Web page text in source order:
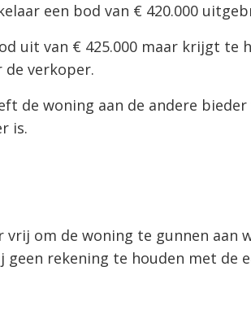
een bod van € 420.000
uit van € 425.000 maar krijgt te
de verkoper.
de woning aan de andere bieder
is.
vrij om de woning te gunnen aan
rekening te houden met de